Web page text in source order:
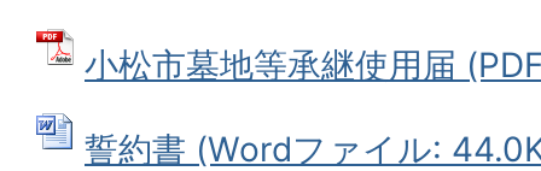
小松市墓地等承継使用届
誓約書 (Wordファイル: